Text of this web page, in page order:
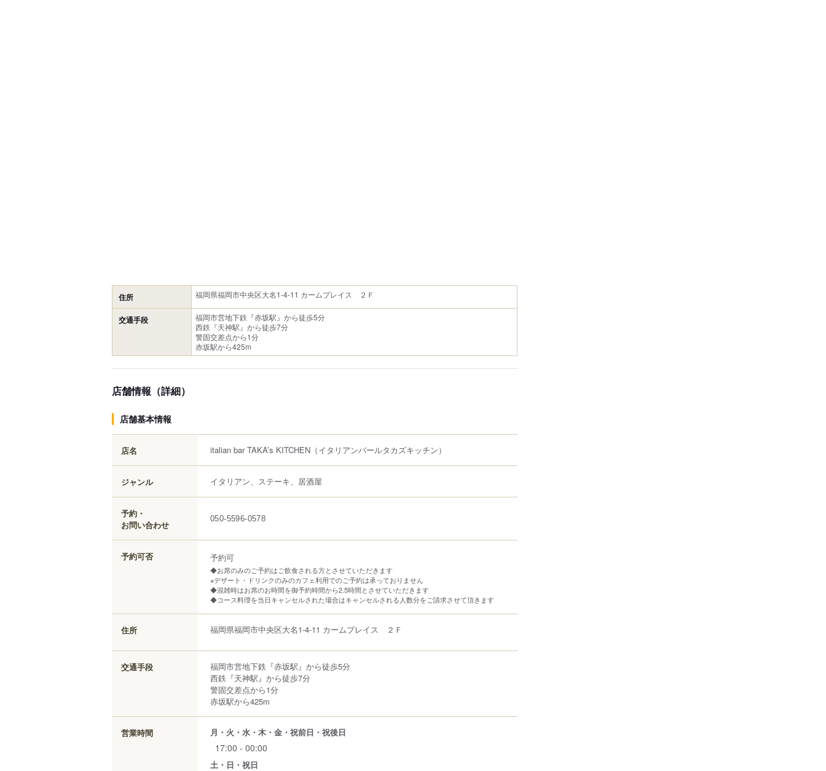
住所 福岡県福岡市中央区大名1-4-11 カームプレイス ２Ｆ
交通手段
福岡市営地下鉄『赤坂駅』から徒歩5分
西鉄『天神駅』から徒歩7分
警固交差点から1分
赤坂駅から425m
店舗情報（詳細）
店舗基本情報
店名 italian bar TAKA’s KITCHEN （イタリアンバールタカズキッチン）
ジャンル イタリアン、ステーキ、居酒屋
予約・
お問い合わせ
050-5596-0578
予約可否 予約可
◆お席のみのご予約はご飲食される方とさせていただきます
※デザート・ドリンクのみのカフェ利用でのご予約は承っておりません
◆混雑時はお席のお時間を御予約時間から2.5時間とさせていただきます
◆コース料理を当日キャンセルされた場合はキャンセルされる人数分をご請求させて頂きます
住所 福岡県福岡市中央区大名1-4-11 カームプレイス ２Ｆ
交通手段
福岡市営地下鉄『赤坂駅』から徒歩5分
西鉄『天神駅』から徒歩7分
警固交差点から1分
赤坂駅から425m
営業時間 月・火・水・木・金・祝前日・祝後日
17:00 - 00:00
土・日・祝日